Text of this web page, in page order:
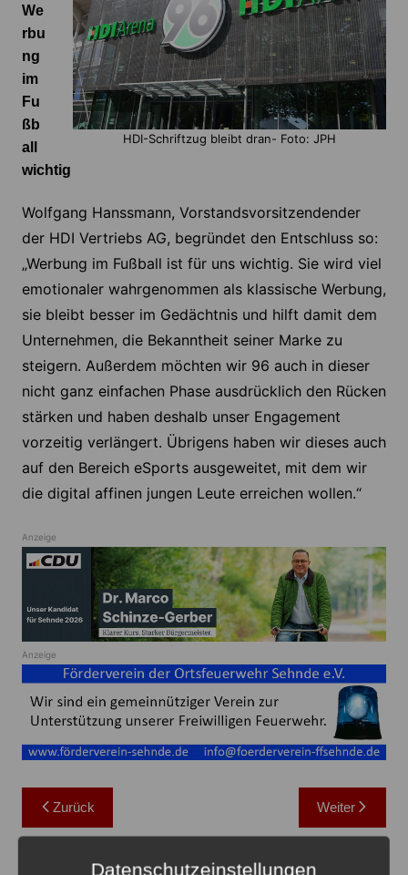
HDI-Schriftzug bleibt dran- Foto: JPH
We
rbu
ng
im
Fu
ßb
all
wichtig
Wolfgang Hanssmann, Vorstandsvorsitzendender
der HDI Vertriebs AG, begründet den Entschluss so:
„Werbung im Fußball ist für uns wichtig. Sie wird viel
emotionaler wahrgenommen als klassische Werbung,
sie bleibt besser im Gedächtnis und hilft damit dem
Unternehmen, die Bekanntheit seiner Marke zu
steigern. Außerdem möchten wir 96 auch in dieser
nicht ganz einfachen Phase ausdrücklich den Rücken
stärken und haben deshalb unser Engagement
vorzeitig verlängert. Übrigens haben wir dieses auch
auf den Bereich eSports ausgeweitet, mit dem wir
die digital affinen jungen Leute erreichen wollen.“
Anzeige
Anzeige
Beitragsnavigation
Zurück Weiter
Das könnte Sie auch interessieren
Datenschutzeinstellungen